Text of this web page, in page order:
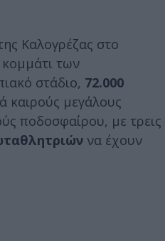
Καλογρέζας στο
των
στάδιο, 72.000
καιρούς μεγάλους
ποδοσφαίρου, με τρεις
να έχουν